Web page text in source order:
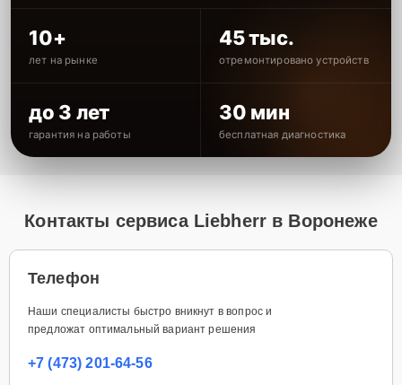
10+
лет на рынке
45 тыс.
отремонтировано устройств
до 3 лет
гарантия на работы
30 мин
бесплатная диагностика
Контакты сервиса Liebherr в Воронеже
Телефон
Наши специалисты быстро вникнут в вопрос и
предложат оптимальный вариант решения
+7 (473) 201-64-56